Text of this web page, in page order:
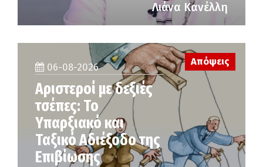
Λιάνα Κανέλλη
06-08-2026
Αριστεροί με δεξιές
τσέπες: Το
Υπαρξιακό και
Ταξικό Αδιέξοδο της
Επιβίωσης
Απόψεις